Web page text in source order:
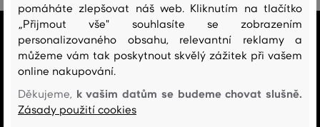
VŠE SKLADEM
Všechno zboží v e-shopu je skladem.
Výhradní zastoupení a prodej značky v ČR. Kupujete 100% originál.
pomáháte zlepšovat náš web. Kliknutím na tlačítko
„Přijmout vše" souhlasíte se zobrazením
personalizovaného obsahu, relevantní reklamy a
můžeme vám tak poskytnout skvělý zážitek při vašem
online nakupování.
Děkujeme, k vašim datům se budeme chovat slušně.
Zásady použití cookies